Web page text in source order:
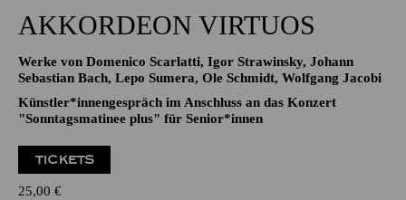
11:00 - 12:00
AKKORDEON VIRTUOS
Werke von Domenico Scarlatti, Igor Strawinsky, Johann
Künstler*innengespräch im Anschluss an das Konzert
"Sonntagsmatinee plus" für Senior*innen